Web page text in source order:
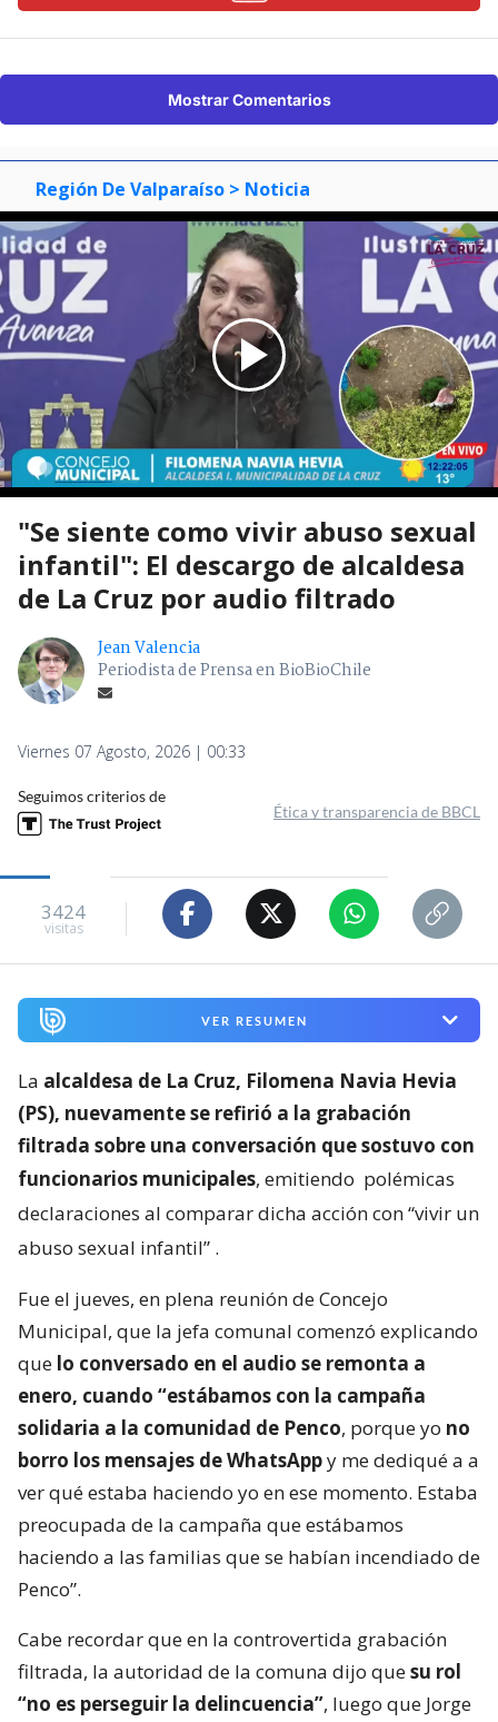
Mostrar Comentarios
Región De Valparaíso > Noticia
"Se siente como vivir abuso sexual
infantil": El descargo de alcaldesa
de La Cruz por audio filtrado
Jean Valencia
Periodista de Prensa en BioBioChile
Viernes 07 Agosto, 2026 | 00:33
Seguimos criterios de
Ética y transparencia de BBCL
3424
visitas
VER RESUMEN
La alcaldesa de La Cruz, Filomena Navia Hevia
(PS), nuevamente se refirió a la grabación
filtrada sobre una conversación que sostuvo con
funcionarios municipales, emitiendo polémicas
declaraciones al comparar dicha acción con “vivir un
abuso sexual infantil” .
Fue el jueves, en plena reunión de Concejo
Municipal, que la jefa comunal comenzó explicando
que lo conversado en el audio se remonta a
enero, cuando “estábamos con la campaña
solidaria a la comunidad de Penco, porque yo no
borro los mensajes de WhatsAppy me dediqué a a
ver qué estaba haciendo yo en ese momento. Estaba
preocupada de la campaña que estábamos
haciendo a las familias que se habían incendiado de
Penco”.
Cabe recordar que en la controvertida grabación
filtrada, la autoridad de la comuna dijo quesu rol
“no es perseguir la delincuencia”, luego que Jorge